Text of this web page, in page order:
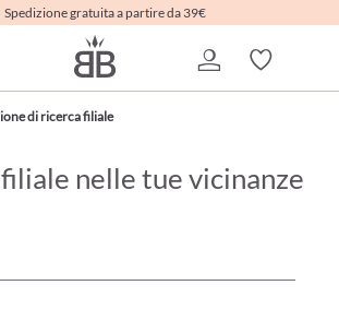
Spedizione gratuita a partire da 39€
di ricerca filiale
nelle tue vicinanze